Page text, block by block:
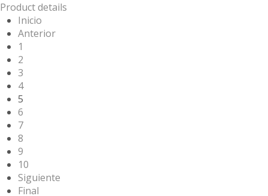
Product details
Inicio
Anterior
1
2
3
4
5
6
7
8
9
10
Siguiente
Final